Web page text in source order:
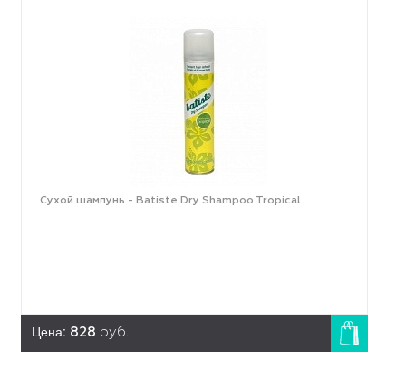
Сухой шампунь - Batiste Dry Shampoo Tropical
Цена: 828 руб.